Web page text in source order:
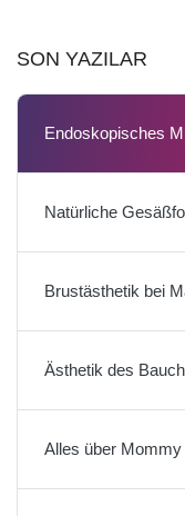
SON YAZILAR
Endoskopisches
Natürliche
Brustästhetik bei
Ästhetik des
Alles über